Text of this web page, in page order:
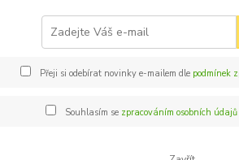
obojek z
Přeji si odebírat novinky e-mailem dle podmínek
Souhlasím se zpracováním osobních údajů